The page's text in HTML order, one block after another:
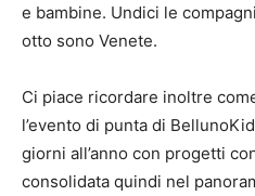
e bambine. Undici le
otto sono Venete.
Ci piace ricordare inoltre
l’evento di punta di
giorni all’anno con progetti
consolidata quindi nel